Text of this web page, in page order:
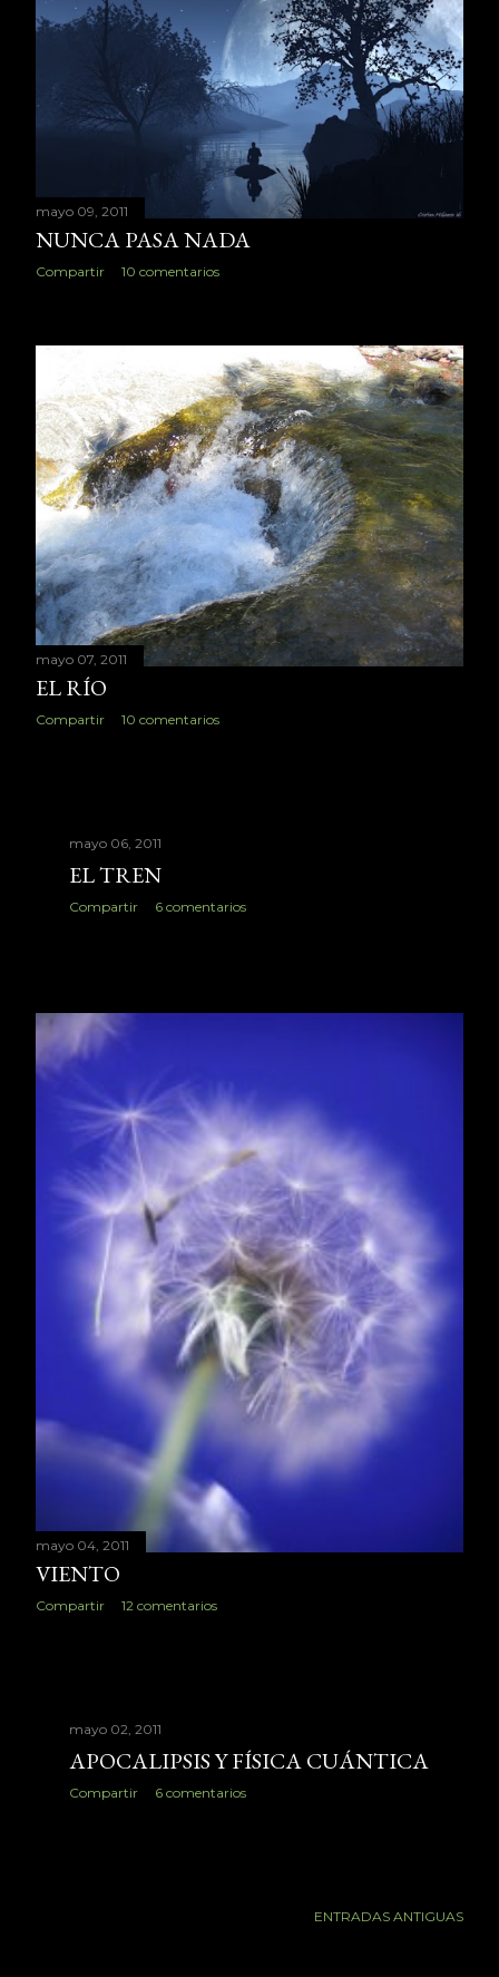
mayo 09, 2011
NUNCA PASA NADA
Compartir 10 comentarios
mayo 07, 2011
EL RÍO
Compartir 10 comentarios
mayo 06, 2011
EL TREN
Compartir 6 comentarios
mayo 04, 2011
VIENTO
Compartir 12 comentarios
mayo 02, 2011
APOCALIPSIS Y FÍSICA CUÁNTICA
Compartir 6 comentarios
ENTRADAS ANTIGUAS